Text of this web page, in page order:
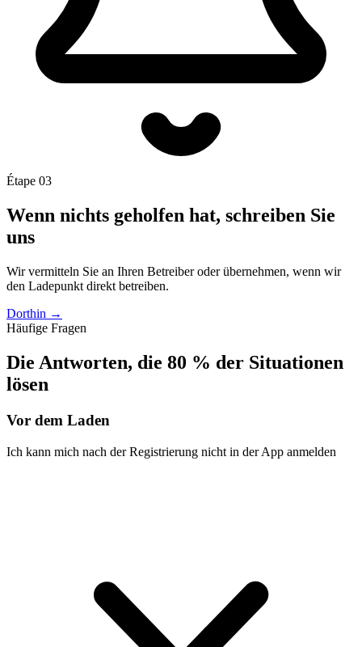
Étape 03
Wenn nichts geholfen hat, schreiben Sie
uns
Wir vermitteln Sie an Ihren Betreiber oder übernehmen, wenn wir
den Ladepunkt direkt betreiben.
Dorthin →
Häufige Fragen
Die Antworten, die 80 % der Situationen
lösen
Vor dem Laden
Ich kann mich nach der Registrierung nicht in der App anmelden